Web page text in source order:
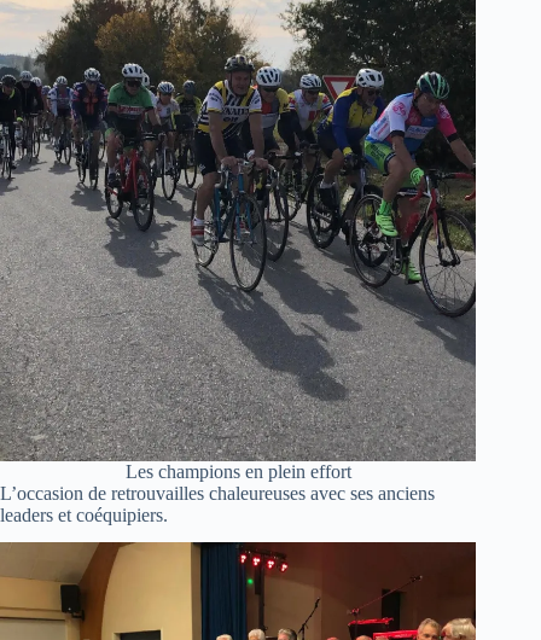
Les champions en plein effort
L’occasion de retrouvailles chaleureuses avec ses anciens
leaders et coéquipiers.